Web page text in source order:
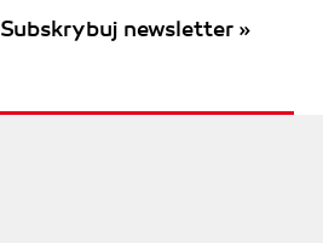
Subskrybuj newsletter »